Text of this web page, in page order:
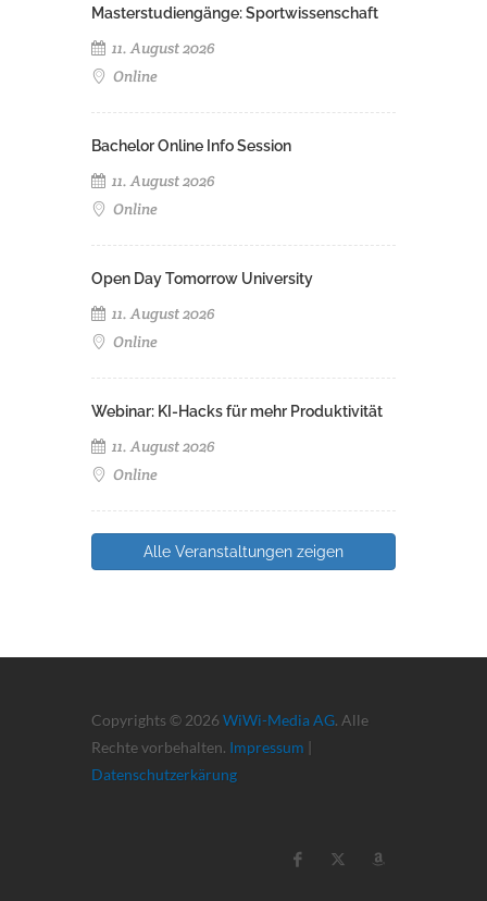
Masterstudiengänge: Sportwissenschaft
11. August 2026
Online
Bachelor Online Info Session
11. August 2026
Online
Open Day Tomorrow University
11. August 2026
Online
Webinar: KI-Hacks für mehr Produktivität
11. August 2026
Online
Alle Veranstaltungen zeigen
Copyrights © 2026 WiWi-Media AG. Alle
Rechte vorbehalten. Impressum |
Datenschutzerkärung